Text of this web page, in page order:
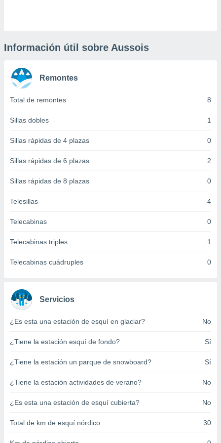
únicos
similares
como
de
en
a lo que
su
en
en
de
o acceder
perfiles
Información útil sobre Aussois
Remontes
Total de remontes 8
Sillas dobles 1
Sillas rápidas de 4 plazas 0
Sillas rápidas de 6 plazas 2
Sillas rápidas de 8 plazas 0
Telesillas 4
Telecabinas 0
Telecabinas triples 1
Telecabinas cuádruples 0
Servicios
¿Es esta una estación de esquí en glaciar? No
¿Tiene la estación esquí de fondo? Sí
¿Tiene la estación un parque de snowboard? Sí
¿Tiene la estación actividades de verano? No
¿Es esta una estación de esquí cubierta? No
Total de km de esquí nórdico 30